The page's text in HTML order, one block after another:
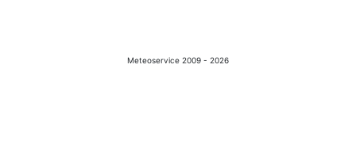
Meteoservice 2009 - 2026